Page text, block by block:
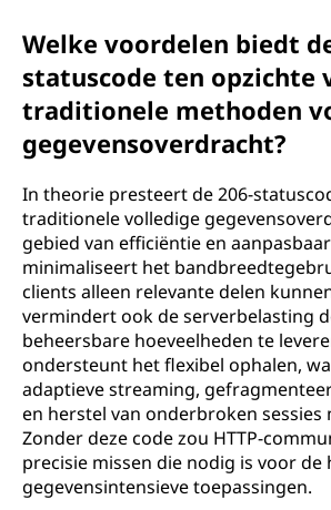
Welke voordelen biedt
statuscode ten opzichte
traditionele methoden
gegevensoverdracht?
In theorie presteert de 206-
traditionele volledige
gebied van efficiëntie en
minimaliseert het
clients alleen relevante delen
vermindert ook de serverbelasting
beheersbare hoeveelheden te
ondersteunt het flexibel ophalen,
adaptieve streaming,
en herstel van onderbroken sessies
Zonder deze code zou HTTP-
precisie missen die nodig is voor de
gegevensintensieve toepassingen.